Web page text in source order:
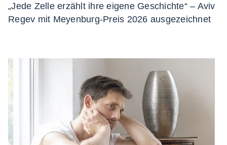
„Jede Zelle erzählt ihre eigene Geschichte“ – Aviv
Regev mit Meyenburg-Preis 2026 ausgezeichnet